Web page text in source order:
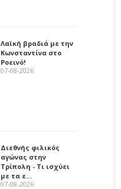
Λαϊκή βραδιά με την
Κωνσταντίνα στο
Ροεινό!
07-08-2026
Διεθνής φιλικός
αγώνας στην
Τρίπολη - Τι ισχύει
με τα ε…
07-08-2026